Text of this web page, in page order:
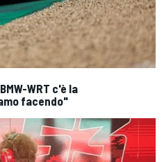
WRT c'è la
facendo"